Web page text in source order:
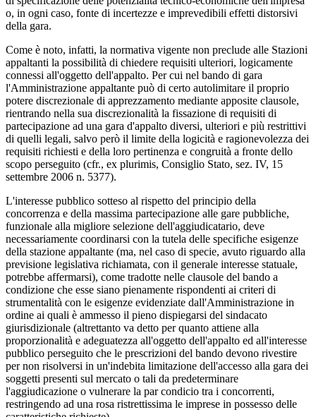
o, in ogni caso, fonte di incertezze e imprevedibili effetti distorsivi
della gara.
Come è noto, infatti, la normativa vigente non preclude alle Stazioni
appaltanti la possibilità di chiedere requisiti ulteriori, logicamente
connessi all'oggetto dell'appalto. Per cui nel bando di gara
l'Amministrazione appaltante può di certo autolimitare il proprio
potere discrezionale di apprezzamento mediante apposite clausole,
rientrando nella sua discrezionalità la fissazione di requisiti di
partecipazione ad una gara d'appalto diversi, ulteriori e più restrittivi
di quelli legali, salvo però il limite della logicità e ragionevolezza dei
requisiti richiesti e della loro pertinenza e congruità a fronte dello
scopo perseguito (cfr., ex plurimis, Consiglio Stato, sez. IV, 15
settembre 2006 n. 5377).
L'interesse pubblico sotteso al rispetto del principio della
concorrenza e della massima partecipazione alle gare pubbliche,
funzionale alla migliore selezione dell'aggiudicatario, deve
necessariamente coordinarsi con la tutela delle specifiche esigenze
della stazione appaltante (ma, nel caso di specie, avuto riguardo alla
previsione legislativa richiamata, con il generale interesse statuale,
potrebbe affermarsi), come tradotte nelle clausole del bando a
condizione che esse siano pienamente rispondenti ai criteri di
strumentalità con le esigenze evidenziate dall'Amministrazione in
ordine ai quali è ammesso il pieno dispiegarsi del sindacato
giurisdizionale (altrettanto va detto per quanto attiene alla
proporzionalità e adeguatezza all'oggetto dell'appalto ed all'interesse
pubblico perseguito che le prescrizioni del bando devono rivestire
per non risolversi in un'indebita limitazione dell'accesso alla gara dei
soggetti presenti sul mercato o tali da predeterminare
l'aggiudicazione o vulnerare la par condicio tra i concorrenti,
restringendo ad una rosa ristrettissima le imprese in possesso delle